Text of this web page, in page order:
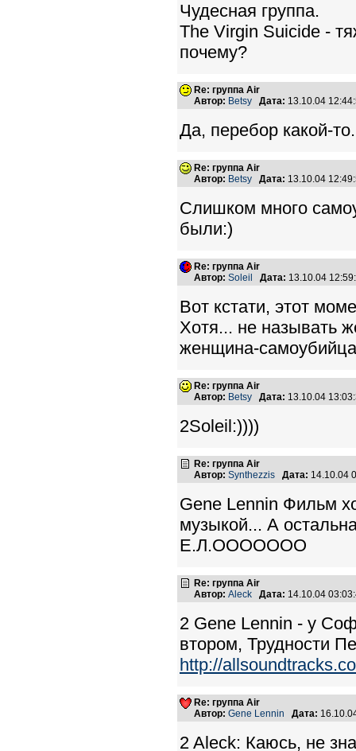
Чудесная группа.
The Virgin Suicide -
почему?
Re: группа Air
Автор: Betsy Дата: 13.10.04
Да, перебор какой-
Re: группа Air
Автор: Betsy Дата: 13.10.04
Слишком много
были:)
Re: группа Air
Автор: Soleil Дата: 13.10.04
Вот кстати, этот
Хотя... не называть
женщина-
Re: группа Air
Автор: Betsy Дата: 13.10.04
2Soleil:))))
Re: группа Air
Автор: Synthezzis Дата: 14.10.04
Gene Lennin Фильм
музыкой... А
Е.Л.ООООООО
Re: группа Air
Автор: Aleck Дата: 14.10.04
2 Gene Lennin - у
втором, Трудности
http://
Re: группа Air
Автор: Gene Lennin Дата:
2 Aleck: Каюсь, не